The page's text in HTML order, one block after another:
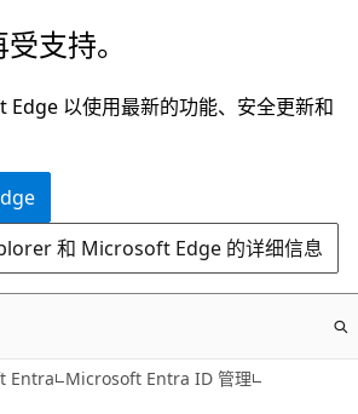
支持。
以使用最新的功能、安全更新和
和 Microsoft Edge 的详细信息
Entra Microsoft Entra ID 管理